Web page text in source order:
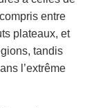
entre
plateaux, et
tandis
l’extrême